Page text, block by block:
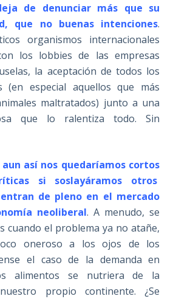
de denunciar más que su
que no buenas intenciones.
organismos internacionales
los lobbies de las empresas
la aceptación de todos los
(en especial aquellos que más
maltratados) junto a una
que lo ralentiza todo. Sin
aun así nos quedaríamos cortos
si soslayáramos otros
de pleno en el mercado
neoliberal. A menudo, se
cuando el problema ya no atañe,
oneroso a los ojos de los
el caso de la demanda en
alimentos se nutriera de la
propio continente. ¿Se